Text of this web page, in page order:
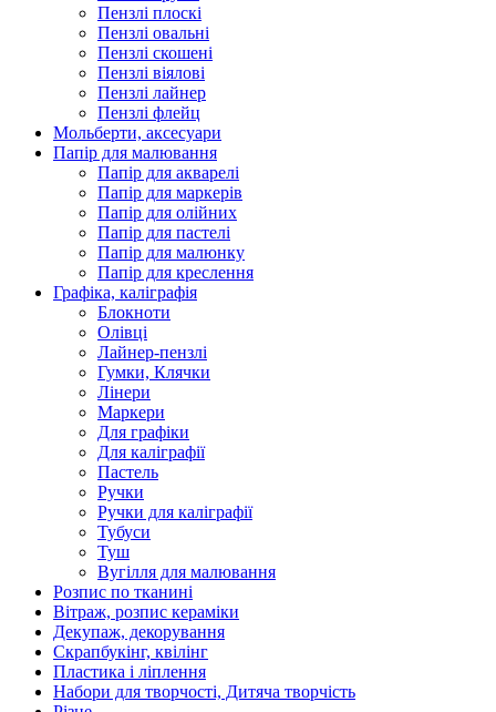
Пензлі плоскі
Пензлі овальні
Пензлі скошені
Пензлі віялові
Пензлі лайнер
Пензлі флейц
Мольберти, аксесуари
Папір для малювання
Папір для акварелі
Папір для маркерів
Папір для олійних
Папір для пастелі
Папір для малюнку
Папір для креслення
Графіка, каліграфія
Блокноти
Олівці
Лайнер-пензлі
Гумки, Клячки
Лінери
Маркери
Для графіки
Для каліграфії
Пастель
Ручки
Ручки для каліграфії
Тубуси
Туш
Вугілля для малювання
Розпис по тканині
Вітраж, розпис кераміки
Декупаж, декорування
Скрапбукінг, квілінг
Пластика і ліплення
Набори для творчості, Дитяча творчість